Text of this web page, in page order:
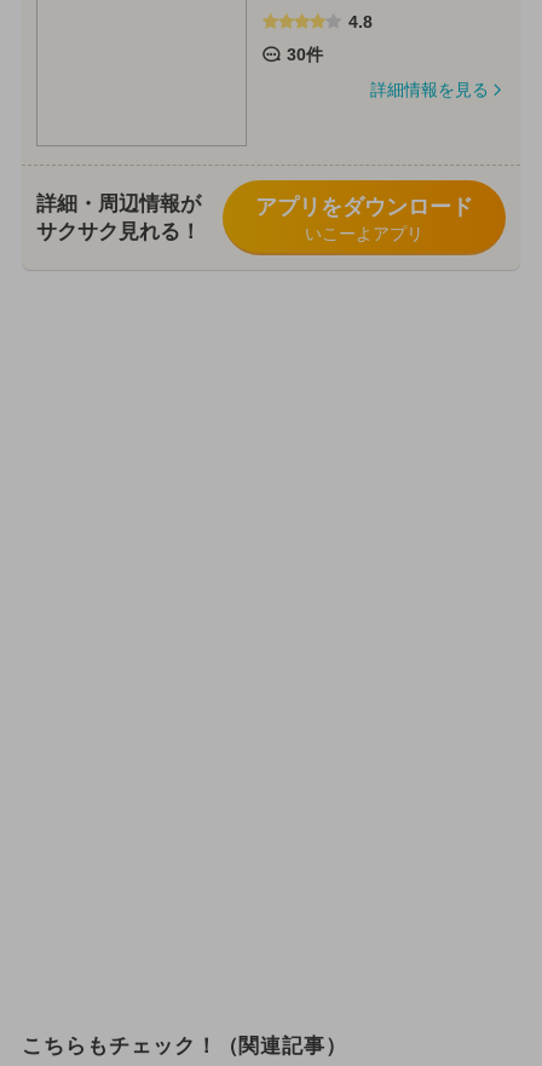
4.8
30件
詳細情報を見る
詳細・周辺情報が
サクサク見れる！
アプリをダウンロード
いこーよアプリ
こちらもチェック！（関連記事）